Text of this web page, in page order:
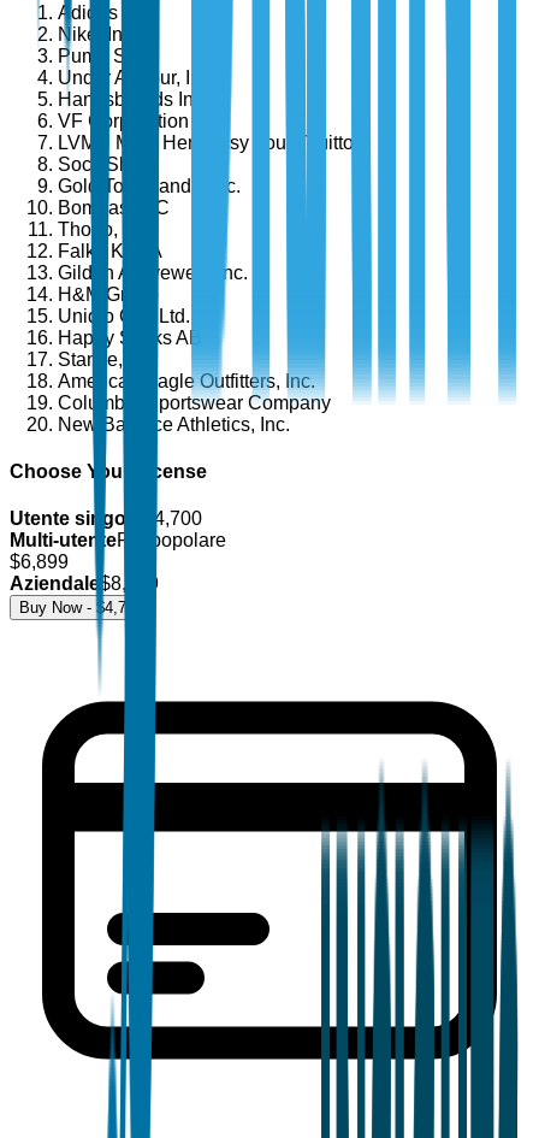
Adidas AG
Nike, Inc.
Puma SE
Under Armour, Inc.
Hanesbrands Inc.
VF Corporation
LVMH Moët Hennessy Louis Vuitton
Sock Shop
Gold Toe Brands, Inc.
Bombas LLC
Thorlo, Inc.
Falke KGaA
Gildan Activewear Inc.
H&M Group
Uniqlo Co., Ltd.
Happy Socks AB
Stance, Inc.
American Eagle Outfitters, Inc.
Columbia Sportswear Company
New Balance Athletics, Inc.
Choose Your License
Utente singolo
4,700
Multi-utentePiù popolare
$6,899
Aziendale $8,499
Buy Now - $4,700